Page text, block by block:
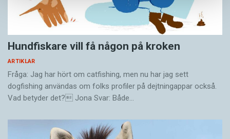
Hundfiskare vill få någon på kroken
ARTIKLAR
Fråga: Jag har hört om catfishing, men nu har jag sett
dogfishing användas om folks profiler på dejtningappar också.
Vad betyder det? Jona Svar: Både…